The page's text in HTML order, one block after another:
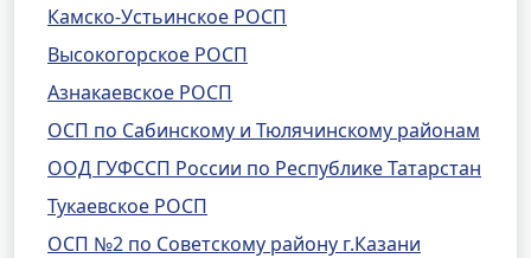
Камско-Устьинское РОСП
Высокогорское РОСП
Азнакаевское РОСП
ОСП по Сабинскому и Тюлячинскому районам
ООД ГУФССП России по Республике Татарстан
Тукаевское РОСП
ОСП №2 по Советскому району г.Казани